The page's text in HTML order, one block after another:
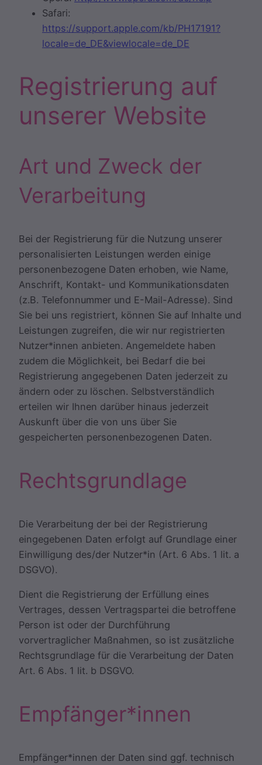
Safari:
https://support.apple.com/kb/PH17191?
locale=de_DE&viewlocale=de_DE
Registrierung auf
unserer Website
Art und Zweck der
Verarbeitung
Bei der Registrierung für die Nutzung unserer
personalisierten Leistungen werden einige
personenbezogene Daten erhoben, wie Name,
Anschrift, Kontakt- und Kommunikationsdaten
(z.B. Telefonnummer und E-Mail-Adresse). Sind
Sie bei uns registriert, können Sie auf Inhalte und
Leistungen zugreifen, die wir nur registrierten
Nutzer*innen anbieten. Angemeldete haben
zudem die Möglichkeit, bei Bedarf die bei
Registrierung angegebenen Daten jederzeit zu
ändern oder zu löschen. Selbstverständlich
erteilen wir Ihnen darüber hinaus jederzeit
Auskunft über die von uns über Sie
gespeicherten personenbezogenen Daten.
Rechtsgrundlage
Die Verarbeitung der bei der Registrierung
eingegebenen Daten erfolgt auf Grundlage einer
Einwilligung des/der Nutzer*in (Art. 6 Abs. 1 lit. a
DSGVO).
Dient die Registrierung der Erfüllung eines
Vertrages, dessen Vertragspartei die betroffene
Person ist oder der Durchführung
vorvertraglicher Maßnahmen, so ist zusätzliche
Rechtsgrundlage für die Verarbeitung der Daten
Art. 6 Abs. 1 lit. b DSGVO.
Empfänger*innen
Empfänger*innen der Daten sind ggf. technisch